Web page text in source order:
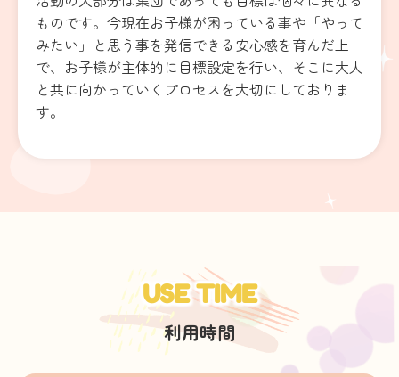
ものです。今現在お子様が困っている事や「やって
みたい」と思う事を発信できる安心感を育んだ上
で、お子様が主体的に目標設定を行い、そこに大人
と共に向かっていくプロセスを大切にしておりま
す。
USE TIME
利用時間